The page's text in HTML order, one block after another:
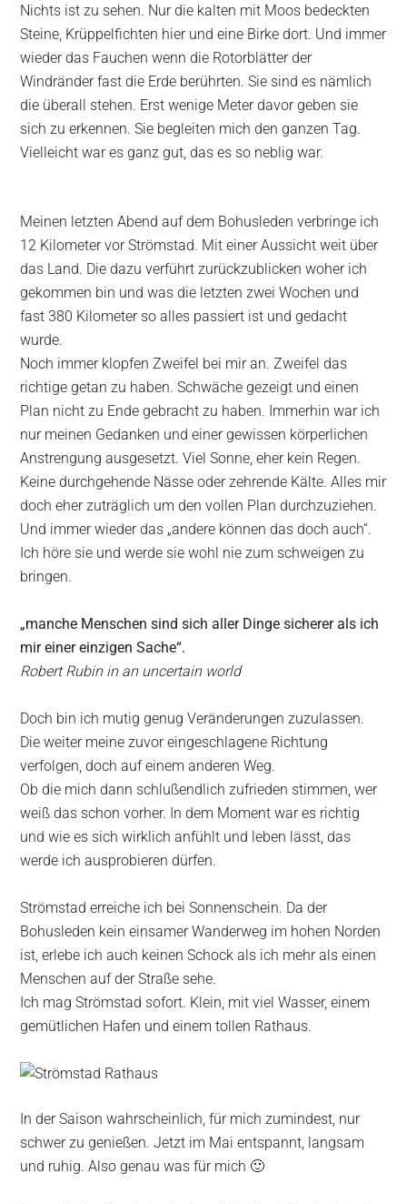
Nichts ist zu sehen. Nur die kalten mit Moos bedeckten
Steine, Krüppelfichten hier und eine Birke dort. Und immer
wieder das Fauchen wenn die Rotorblätter der
Windränder fast die Erde berührten. Sie sind es nämlich
die überall stehen. Erst wenige Meter davor geben sie
sich zu erkennen. Sie begleiten mich den ganzen Tag.
Vielleicht war es ganz gut, das es so neblig war.
Meinen letzten Abend auf dem Bohusleden verbringe ich
12 Kilometer vor Strömstad. Mit einer Aussicht weit über
das Land. Die dazu verführt zurückzublicken woher ich
gekommen bin und was die letzten zwei Wochen und
fast 380 Kilometer so alles passiert ist und gedacht
wurde.
Noch immer klopfen Zweifel bei mir an. Zweifel das
richtige getan zu haben. Schwäche gezeigt und einen
Plan nicht zu Ende gebracht zu haben. Immerhin war ich
nur meinen Gedanken und einer gewissen körperlichen
Anstrengung ausgesetzt. Viel Sonne, eher kein Regen.
Keine durchgehende Nässe oder zehrende Kälte. Alles mir
doch eher zuträglich um den vollen Plan durchzuziehen.
Und immer wieder das „andere können das doch auch“.
Ich höre sie und werde sie wohl nie zum schweigen zu
bringen.
„manche Menschen sind sich aller Dinge sicherer als ich
mir einer einzigen Sache“.
Robert Rubin in an uncertain world
Doch bin ich mutig genug Veränderungen zuzulassen.
Die weiter meine zuvor eingeschlagene Richtung
verfolgen, doch auf einem anderen Weg.
Ob die mich dann schlußendlich zufrieden stimmen, wer
weiß das schon vorher. In dem Moment war es richtig
und wie es sich wirklich anfühlt und leben lässt, das
werde ich ausprobieren dürfen.
Strömstad erreiche ich bei Sonnenschein. Da der
Bohusleden kein einsamer Wanderweg im hohen Norden
ist, erlebe ich auch keinen Schock als ich mehr als einen
Menschen auf der Straße sehe.
Ich mag Strömstad sofort. Klein, mit viel Wasser, einem
gemütlichen Hafen und einem tollen Rathaus.
In der Saison wahrscheinlich, für mich zumindest, nur
schwer zu genießen. Jetzt im Mai entspannt, langsam
und ruhig. Also genau was für mich 🙂